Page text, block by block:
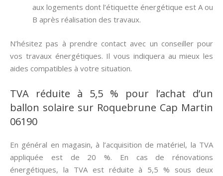
aux logements dont l’étiquette énergétique est A ou
B après réalisation des travaux.
N’hésitez pas à prendre contact avec un conseiller pour
vos travaux énergétiques. Il vous indiquera au mieux les
aides compatibles à votre situation.
TVA réduite à 5,5 % pour l’achat d’un
ballon solaire sur Roquebrune Cap Martin
06190
En général en magasin, à l’acquisition de matériel, la TVA
appliquée est de 20 %. En cas de rénovations
énergétiques, la TVA est réduite à 5,5 % sous deux